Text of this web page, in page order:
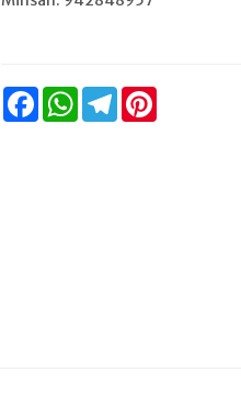
FacebookWhatsAppTelegram